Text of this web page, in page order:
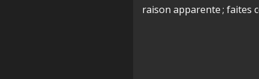
raison apparente ; faites